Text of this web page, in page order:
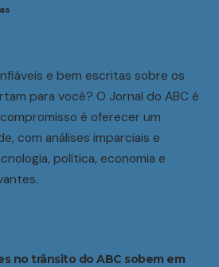
e bem escritas sobre os
para você? O Jornal do ABC é
é oferecer um
com análises imparciais e
política, economia e
no trânsito do ABC sobem em